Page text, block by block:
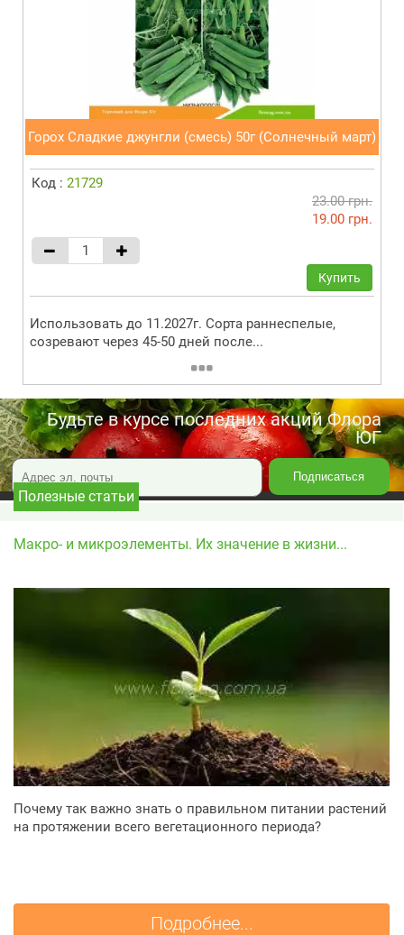
Горох Сладкие джунгли (смесь) 50г (Солнечный март)
Код : 21729
23.00 грн.
19.00 грн.
Купить
Использовать до 11.2027г. Сорта раннеспелые,
созревают через 45-50 дней после...
Будьте в курсе последних акций Флора
ЮГ
Полезные статьи
Макро- и микроэлементы. Их значение в жизни...
Почему так важно знать о правильном питании растений
на протяжении всего вегетационного периода?
Подробнее...